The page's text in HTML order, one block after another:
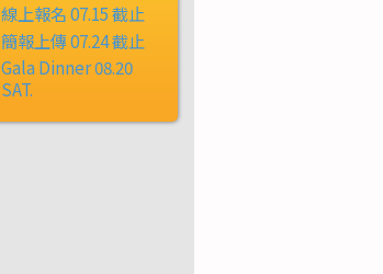
線上報名 07.15 截止
簡報上傳 07.24 截止
Gala Dinner 08.20
SAT.